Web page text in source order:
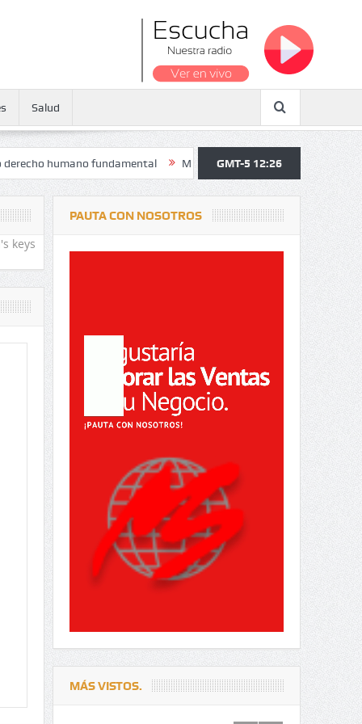
Salud
fundamental Maratón atendió a más de 38.000 jóvenes y
GMT-5 12:26
keys
PAUTA CON NOSOTROS
MÁS VISTOS.